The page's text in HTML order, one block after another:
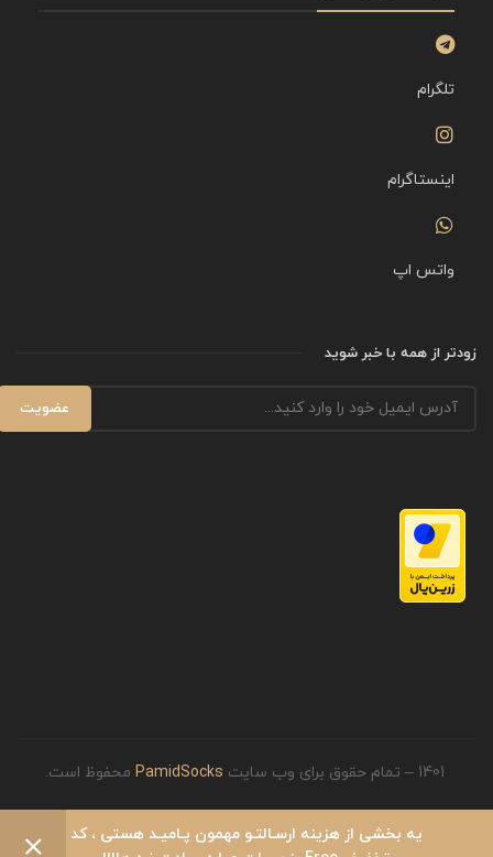
یه بخشی از هزینه ارسـالتـو مهمون پـامیـد هستی ، کد
تلگرام
اینستاگرام
واتس اپ
زودتر از همه با خبر شوید
PamidSocks محفوظ است.
0